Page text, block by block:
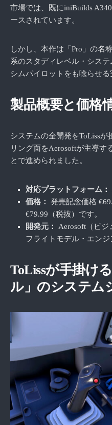
市場では、既にiniBuilds
ースされています。
しかし、本作は「Pro」の名
系のスタディレベル・シス
シムパイロットをも唸らせる
製品概要と価格
システムの全開発をToLiss
リング面をAerosoftが主導す
とで進められました。
対応プラットフォーム：
価格：
発売記念価格
€79.99（税抜）です。
開発元：
Aerosoft（ビジ
フライトモデル・エンジ
ToLissが手掛け
ル」のシステム